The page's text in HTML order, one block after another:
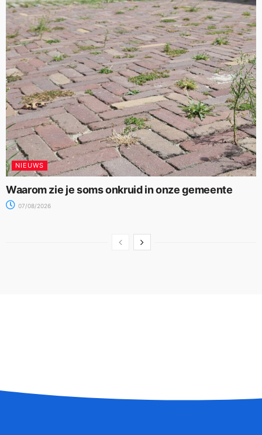
NIEUWS
Waarom zie je soms onkruid in onze gemeente
07/08/2026